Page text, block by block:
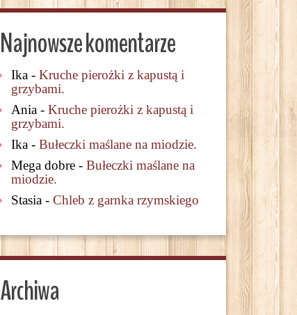
Najnowsze komentarze
Ika - Kruche pierożki z kapustą i
grzybami.
Ania - Kruche pierożki z kapustą i
grzybami.
Ika - Bułeczki maślane na miodzie.
Mega dobre - Bułeczki maślane na
miodzie.
Stasia - Chleb z garnka rzymskiego
Archiwa